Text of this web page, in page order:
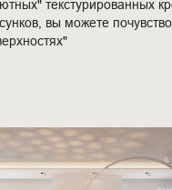
текстурированных
вы можете